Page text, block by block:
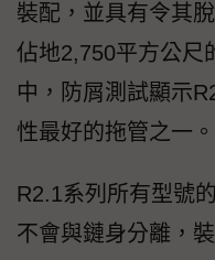
裝配，並具有令其
佔地2,750平方公尺
中，防屑測試顯示
性最好的拖管之一。
R2.1系列所有型號
不會與鏈身分離，